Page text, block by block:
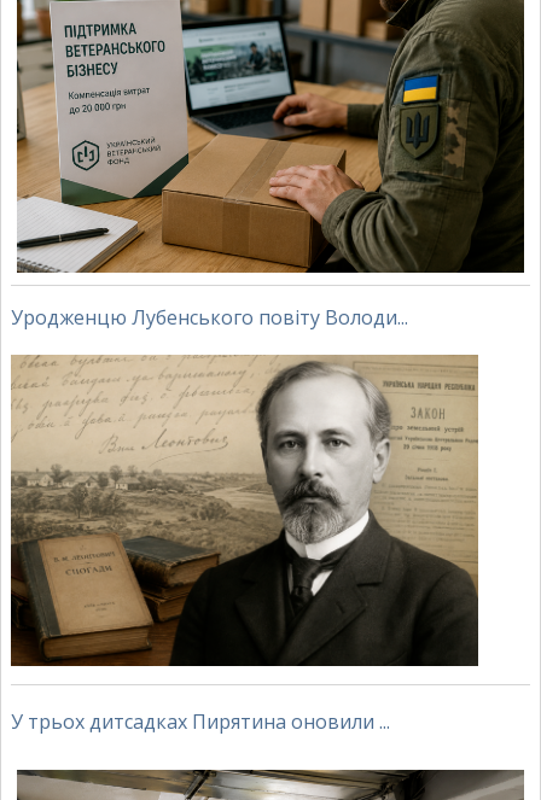
Уродженцю Лубенського повіту Володи...
У трьох дитсадках Пирятина оновили ...